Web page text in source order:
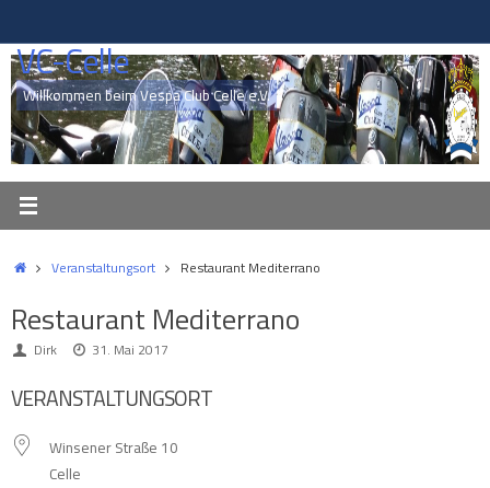
springen
VC-Celle
Willkommen beim Vespa Club Celle e.V.
StartVeranstaltungsort Restaurant Mediterrano
Restaurant Mediterrano
Dirk 31. Mai 2017
VERANSTALTUNGSORT
Winsener Straße 10
Celle